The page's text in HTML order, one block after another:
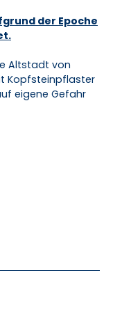
der Epoche
Altstadt von
Kopfsteinpflaster
eigene Gefahr